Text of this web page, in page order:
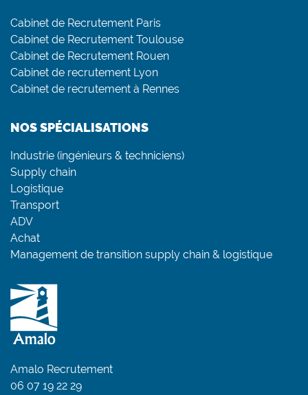
Cabinet de Recrutement Paris
Cabinet de Recrutement Toulouse
Cabinet de Recrutement Rouen
Cabinet de recrutement Lyon
Cabinet de recrutement à Rennes
NOS SPÉCIALISATIONS
Industrie (ingénieurs & techniciens)
Supply chain
Logistique
Transport
ADV
Achat
Management de transition supply chain & logistique
Amalo Recrutement
06 07 19 22 29